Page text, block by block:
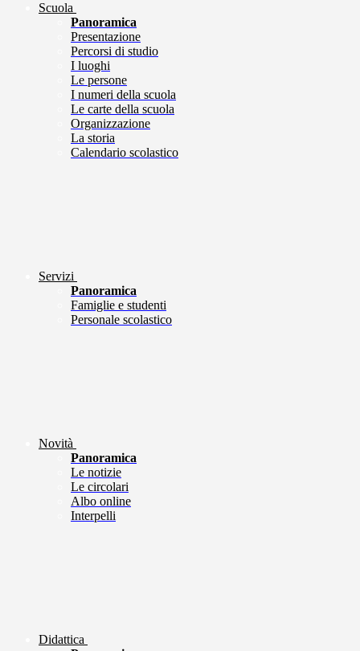
Scuola
Panoramica
Presentazione
Percorsi di studio
I luoghi
Le persone
I numeri della scuola
Le carte della scuola
Organizzazione
La storia
Calendario scolastico
Servizi
Panoramica
Famiglie e studenti
Personale scolastico
Novità
Panoramica
Le notizie
Le circolari
Albo online
Interpelli
Didattica